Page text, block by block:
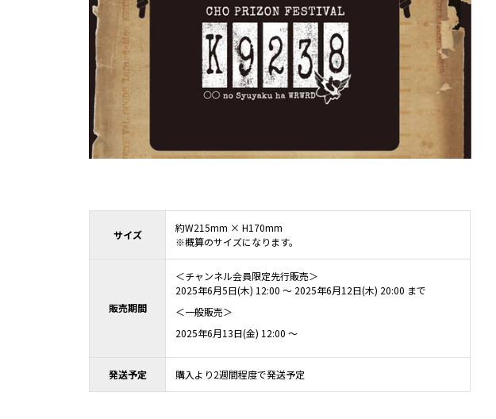
サイズ
約W215mm × H170mm
※概算のサイズになります。
販売期間
＜チャンネル会員限定先行販売＞
2025年6月5日(木) 12:00 ～ 2025年6月12日(木) 20:00 まで
＜一般販売＞
2025年6月13日(金) 12:00 ～
発送予定 購入より2週間程度で発送予定